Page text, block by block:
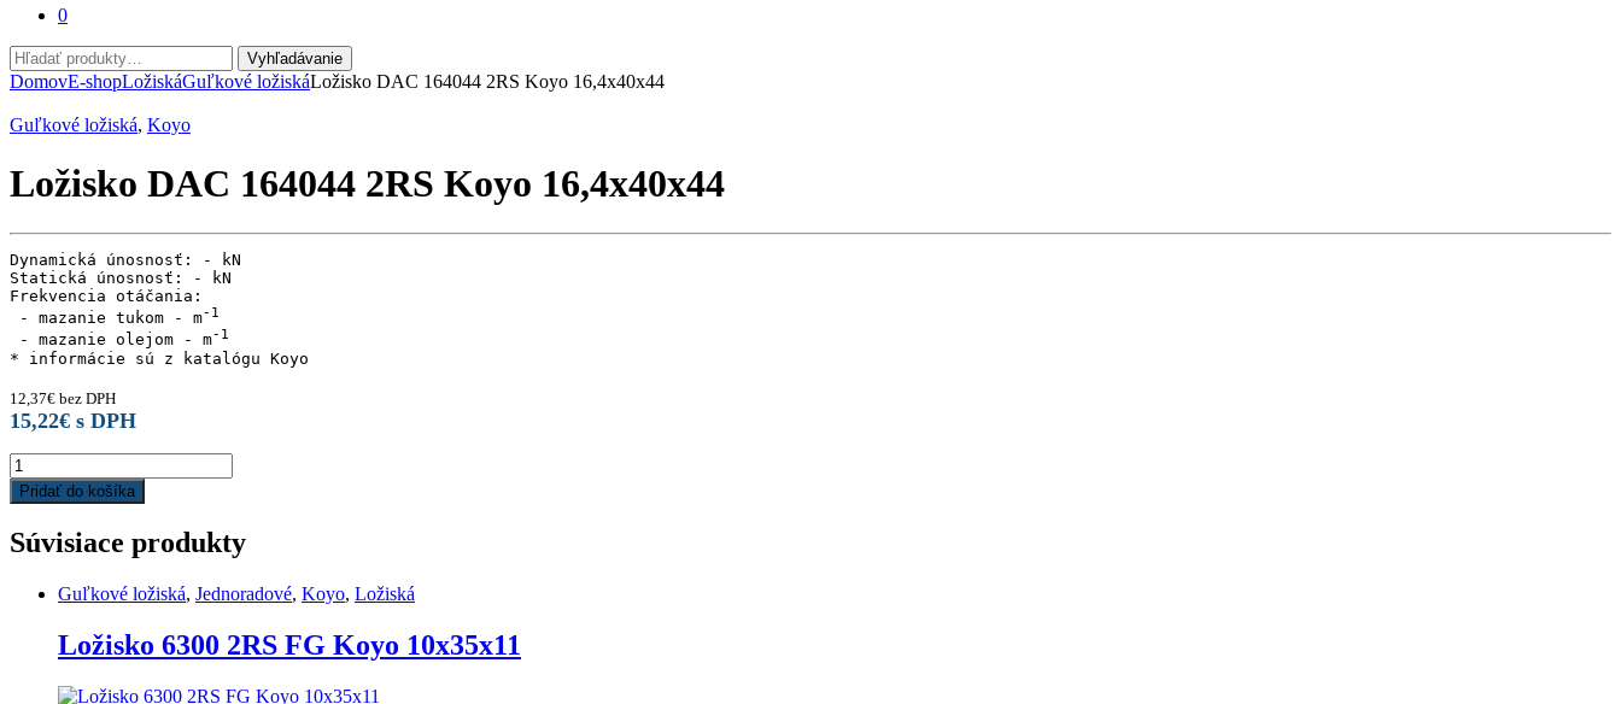
0
Hľadať:
Vyhľadávanie
DomovE-shopLožiskáGuľkové ložiskáLožisko DAC 164044 2RS Koyo 16,4x40x44
Guľkové ložiská, Koyo
Ložisko DAC 164044 2RS Koyo 16,4x40x44
Dynamická únosnosť: - kN
Statická únosnosť: - kN
Frekvencia otáčania:
- mazanie tukom - m
- mazanie olejom - m
12,37€ bez DPH
15,22€ s DPH
Ložisko
DAC
164044
Koyo
quantity
Pridať do košíka
Súvisiace produkty
Guľkové ložiská, Jednoradové, Koyo, Ložiská
Ložisko 6300 2RS FG Koyo 10x35x11